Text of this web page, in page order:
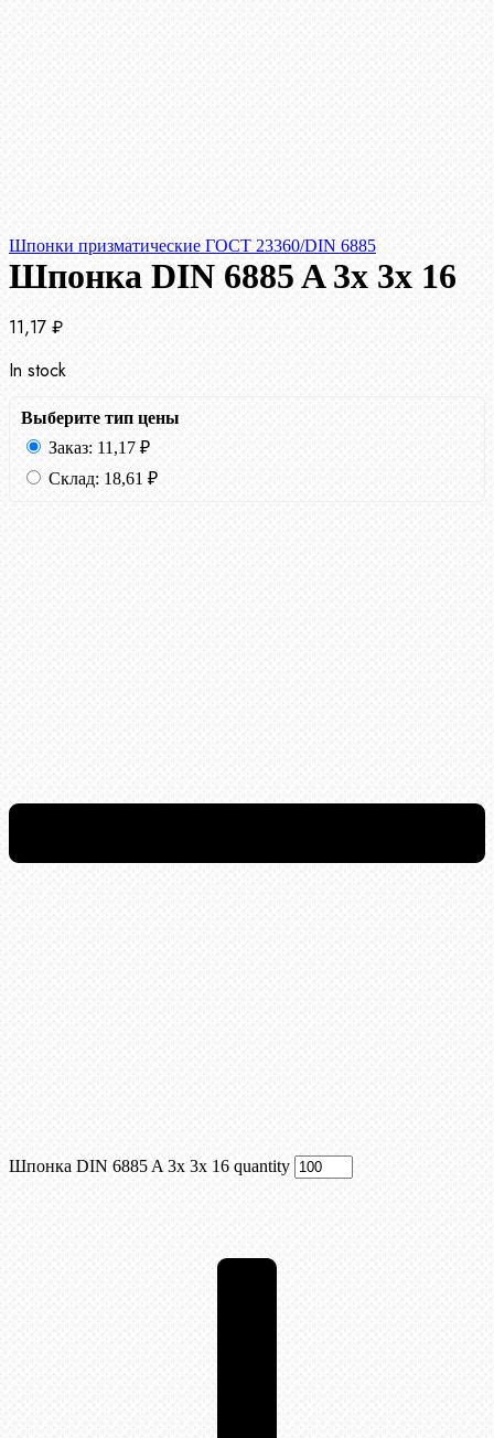
Шпонки призматические ГОСТ 23360/DIN 6885
Шпонка DIN 6885 A 3x 3x 16
11,17 ₽
In stock
Выберите тип цены
Заказ: 11,17 ₽
Склад: 18,61 ₽
Шпонка DIN 6885 A 3x 3x 16 quantity